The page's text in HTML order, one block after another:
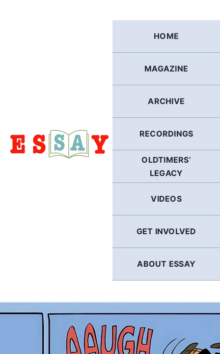
HOME
MAGAZINE
ARCHIVE
RECORDINGS
OLDTIMERS’
LEGACY
VIDEOS
GET INVOLVED
ABOUT ESSAY